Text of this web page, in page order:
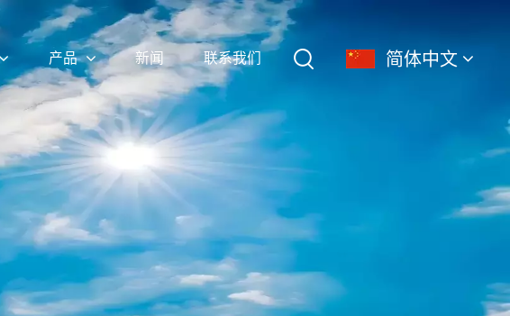
产品 新闻 联系我们 简体中文